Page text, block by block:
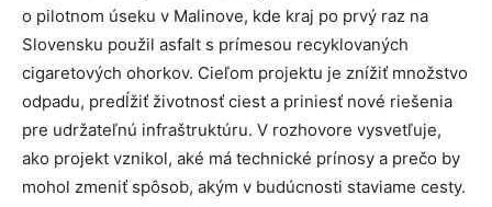
o pilotnom úseku v Malinove, kde kraj po prvý raz na
Slovensku použil asfalt s prímesou recyklovaných
cigaretových ohorkov. Cieľom projektu je znížiť množstvo
odpadu, predĺžiť životnosť ciest a priniesť nové riešenia
pre udržateľnú infraštruktúru. V rozhovore vysvetľuje,
ako projekt vznikol, aké má technické prínosy a prečo by
mohol zmeniť spôsob, akým v budúcnosti staviame cesty.